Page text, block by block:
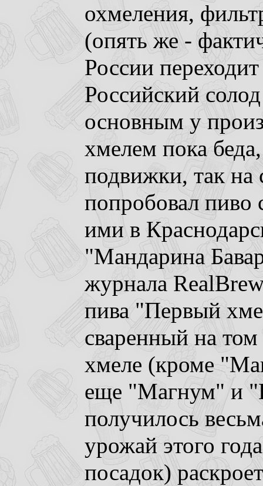
охмеления,
(опять же -
России
Российский
основным у
хмелем пока
подвижки, так на
попробовал
ими в
"Мандарина
журнала
пива "Первый
сваренный на
хмеле (кроме
еще "Магнум" и
получилось
урожай этого
посадок)